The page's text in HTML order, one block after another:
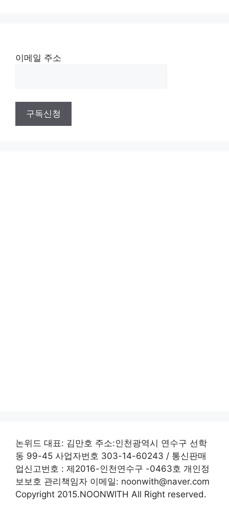
이메일 주소
논위드 대표: 김만호 주소:인천광역시 연수구 선학
동 99-45 사업자번호 303-14-60243 / 통신판매
업신고번호 : 제2016-인천연수구 -0463호 개인정
보보호 관리책임자 이메일: noonwith@naver.com
Copyright 2015.NOONWITH All Right reserved.